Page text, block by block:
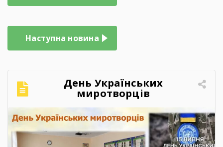
записів
Наступна новина
День Українських
миротворців